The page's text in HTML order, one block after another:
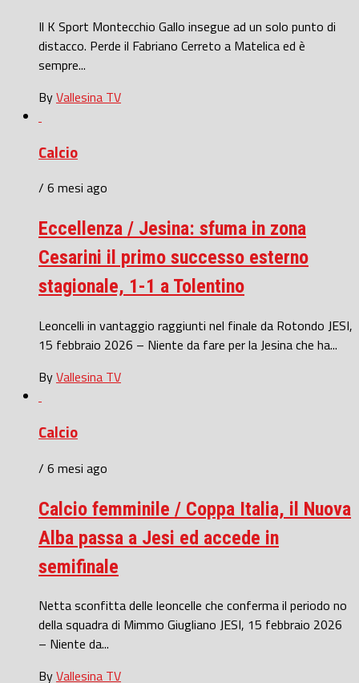
Il K Sport Montecchio Gallo insegue ad un solo punto di
distacco. Perde il Fabriano Cerreto a Matelica ed è
sempre...
ByVallesina TV
Calcio
/ 6 mesi ago
Eccellenza / Jesina: sfuma in zona
Cesarini il primo successo esterno
stagionale, 1-1 a Tolentino
Leoncelli in vantaggio raggiunti nel finale da Rotondo JESI,
15 febbraio 2026 – Niente da fare per la Jesina che ha...
ByVallesina TV
Calcio
/ 6 mesi ago
Calcio femminile / Coppa Italia, il Nuova
Alba passa a Jesi ed accede in
semifinale
Netta sconfitta delle leoncelle che conferma il periodo no
della squadra di Mimmo Giugliano JESI, 15 febbraio 2026
– Niente da...
ByVallesina TV